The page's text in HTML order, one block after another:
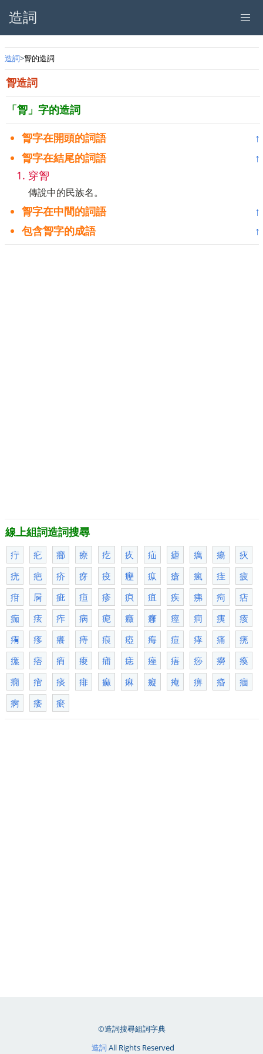
造詞
造詞 胷的造詞
胷造詞
「胷」字的造詞
胷字在開頭的詞語
↑
胷字在結尾的詞語
↑
穿胷
傳說中的民族名。
胷字在中間的詞語
↑
包含胷字的成語
↑
線上組詞造詞搜尋
疔
疕 癤 療 疙 疚 疝 瘧 癘 瘍
疢
疣
疤 疥 疨 疫 癧 疭 瘡 瘋 疰
疲
疳
屙 疵 疸 疹 疻 疽 疾 疿 痀
痁
痂
痃 痄 病 痆 癥 癰 痙 痌 痍
痎
痏
痑 癢 痔 痕 瘂 痗 痘 痚 痛
痜
痝
痞 痟 痠 痡 痣 痤 痦 痧 癆
瘓
癇
痯 痰 痱 痲 痳 癡 痷 痹 痻
痼
痾
痿 瘀
©造詞搜尋組詞字典
造詞 All Rights Reserved